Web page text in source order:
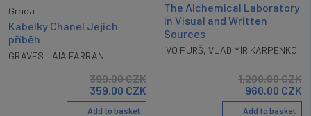
Grada
Kabelky Chanel Jejich
příběh
GRAVES LAIA FARRAN
399.00CZK
359.00 CZK
Add to basket
The Alchemical Laboratory
in Visual and Written
Sources
IVO PURŠ, VLADIMÍR KARPENKO
1,200.00CZK
960.00 CZK
Add to basket